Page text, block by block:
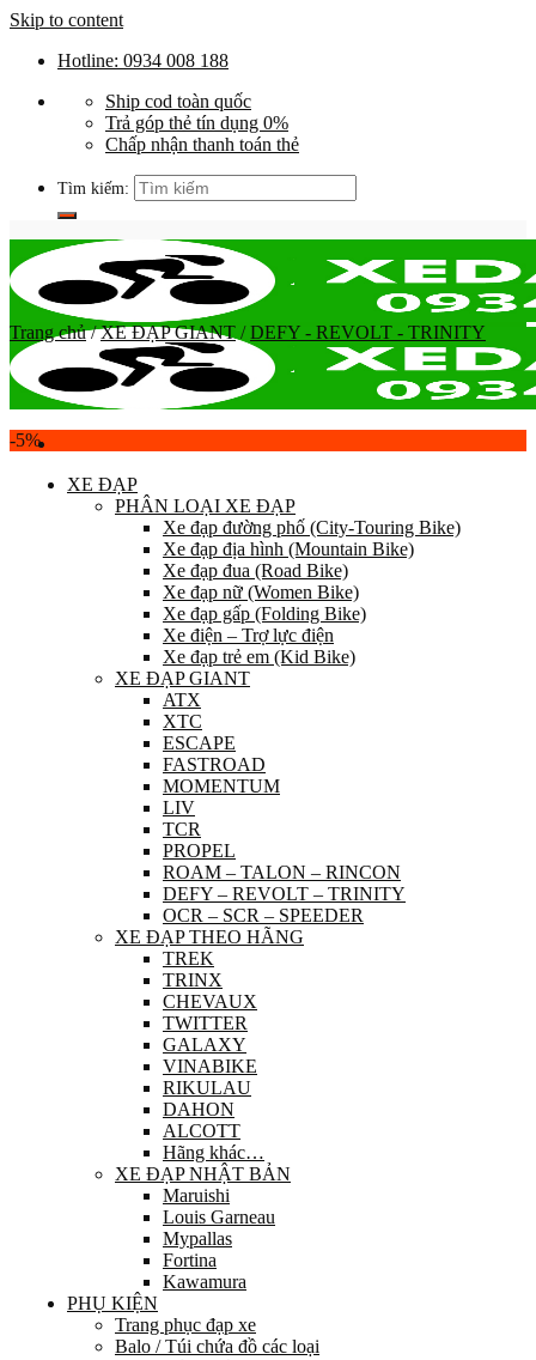
Skip to content
Hotline: 0934 008 188
Ship cod toàn quốc
Trả góp thẻ tín dụng 0%
Chấp nhận thanh toán thẻ
Tìm kiếm:
XE ĐẠP
PHÂN LOẠI XE ĐẠP
Xe đạp đường phố (City-Touring Bike)
Xe đạp địa hình (Mountain Bike)
Xe đạp đua (Road Bike)
Xe đạp nữ (Women Bike)
Xe đạp gấp (Folding Bike)
Xe điện – Trợ lực điện
Xe đạp trẻ em (Kid Bike)
XE ĐẠP GIANT
ATX
XTC
ESCAPE
FASTROAD
MOMENTUM
LIV
TCR
PROPEL
ROAM – TALON – RINCON
DEFY – REVOLT – TRINITY
OCR – SCR – SPEEDER
XE ĐẠP THEO HÃNG
TREK
TRINX
CHEVAUX
TWITTER
GALAXY
VINABIKE
RIKULAU
DAHON
ALCOTT
Hãng khác…
XE ĐẠP NHẬT BẢN
Maruishi
Louis Garneau
Mypallas
Fortina
Kawamura
PHỤ KIỆN
Trang phục đạp xe
Balo / Túi chứa đồ các loại
Trang chủ / XE ĐẠP GIANT / DEFY - REVOLT - TRINITY
-5%